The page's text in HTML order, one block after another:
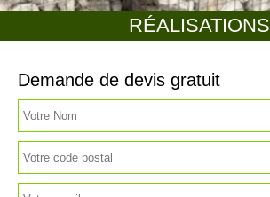
RÉALISATIONS
Demande de devis gratuit